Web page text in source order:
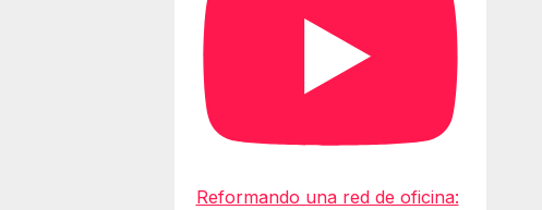
Reformando una red de oficina: